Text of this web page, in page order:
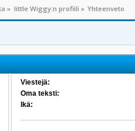
» little Wiggy:n profiili » Yhteenveto
Viestejä:
Oma teksti:
Ikä: